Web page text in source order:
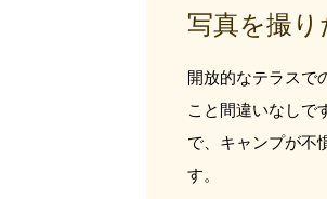
写真を撮
開放的なテラスで
こと間違いなしで
で、キャンプが不
す。